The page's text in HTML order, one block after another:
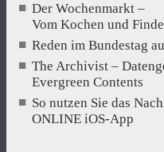
Der Wochenmarkt –
Vom Kochen und
Reden im Bundestag
The Archivist –
Evergreen Contents
So nutzen Sie das
ONLINE iOS-App